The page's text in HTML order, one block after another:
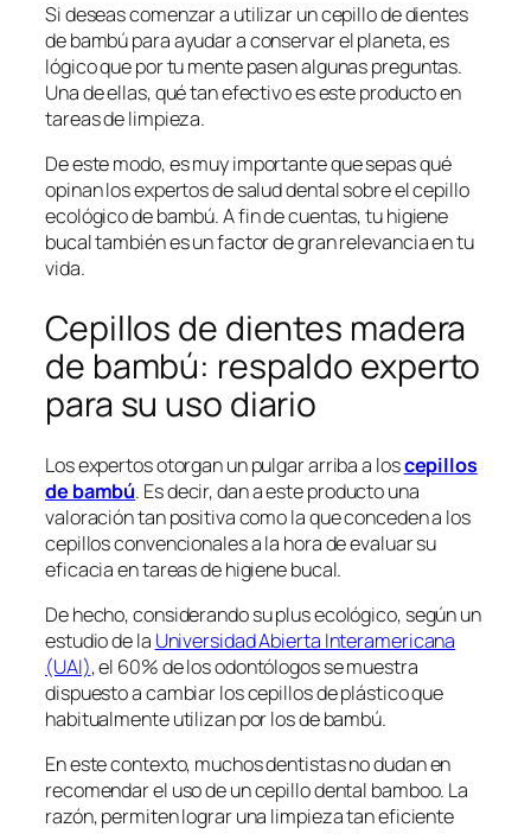
Si deseas comenzar a utilizar un cepillo de dientes
de bambú para ayudar a conservar el planeta, es
lógico que por tu mente pasen algunas preguntas.
Una de ellas, qué tan efectivo es este producto en
tareas de limpieza.
De este modo, es muy importante que sepas qué
opinan los expertos de salud dental sobre el cepillo
ecológico de bambú. A fin de cuentas, tu higiene
bucal también es un factor de gran relevancia en tu
vida.
Cepillos de dientes madera
de bambú: respaldo experto
para su uso diario
Los expertos otorgan un pulgar arriba a loscepillos
de bambú. Es decir, dan a este producto una
valoración tan positiva como la que conceden a los
cepillos convencionales a la hora de evaluar su
eficacia en tareas de higiene bucal.
De hecho, considerando su plus ecológico, según un
estudio de la Universidad Abierta Interamericana
(UAI), el 60% de los odontólogos se muestra
dispuesto a cambiar los cepillos de plástico que
habitualmente utilizan por los de bambú.
En este contexto, muchos dentistas no dudan en
recomendar el uso de un cepillo dental bamboo. La
razón, permiten lograr una limpieza tan eficiente